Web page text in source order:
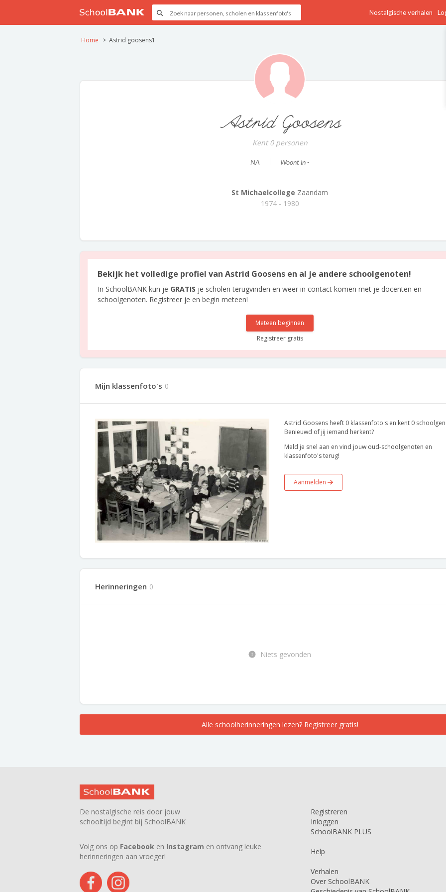
Nostalgische verhalen
Home Astrid goosens1
Astrid Goosens
Kent 0 personen
NA Woont in -
St Michaelcollege Zaandam
1974 - 1980
Bekijk het volledige profiel van Astrid Goosens en al je andere schoolgenoten!
In SchoolBANK kun je GRATIS je scholen terugvinden en weer in contact komen met je docenten en
schoolgenoten. Registreer je en begin meteen!
Meteen beginnen
Registreer gratis
Mijn klassenfoto's 0
Astrid Goosens heeft 0 klassenfoto's en kent 0
Benieuwd of jij iemand herkent?
Meld je snel aan en vind jouw oud-schoolgenoten en
klassenfoto's terug!
Aanmelden
Herinneringen 0
Niets gevonden
Alle schoolherinneringen lezen? Registreer gratis!
De nostalgische reis door jouw
schooltijd begint bij SchoolBANK
Volg ons op Facebook en Instagram en ontvang leuke
herinneringen aan vroeger!
Registreren
Inloggen
SchoolBANK PLUS
Help
Verhalen
Over SchoolBANK